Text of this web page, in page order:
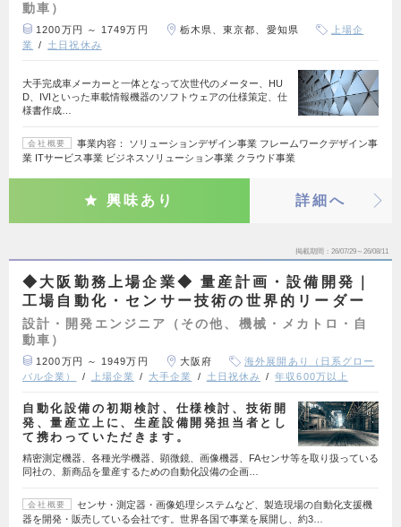
動車）
1200万円 ～ 1749万円 栃木県、東京都、愛知県
上場企
業
土日祝休み
大手完成車メーカーと一体となって次世代のメーター、HU
D、IVIといった車載情報機器のソフトウェアの仕様策定、仕
様書作成…
会社概要
事業内容： ソリューションデザイン事業 フレームワークデザイン事
業 ITサービス事業 ビジネスソリューション事業 クラウド事業
興味あり 詳細へ
掲載期間 26/07/29～26/08/11
◆大阪勤務上場企業◆ 量産計画・設備開発｜
工場自動化・センサー技術の世界的リーダー
設計・開発エンジニア（その他、機械・メカトロ・自
動車）
1200万円 ～ 1949万円 大阪府
海外展開あり（日系グロー
バル企業）
上場企業 大手企業 土日祝休み 年収600万以上
自動化設備の初期検討、仕様検討、技術開
発、量産立上に、生産設備開発担当者とし
て携わっていただきます。
精密測定機器、各種光学機器、顕微鏡、画像機器、FAセンサ等を取り扱っている
同社の、新商品を量産するための自動化設備の企画…
会社概要
センサ・測定器・画像処理システムなど、製造現場の自動化支援機
器を開発・販売している会社です。世界各国で事業を展開し、約3…